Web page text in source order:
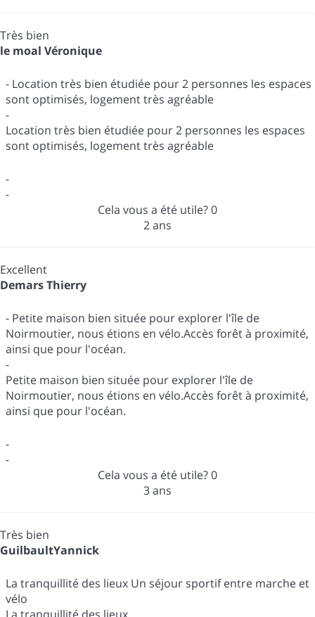
Très bien
le moal Véronique
- Location très bien étudiée pour 2 personnes les espaces
sont optimisés, logement très agréable
-
Location très bien étudiée pour 2 personnes les espaces
sont optimisés, logement très agréable
-
-
Cela vous a été utile?0
2 ans
Excellent
Demars Thierry
- Petite maison bien située pour explorer l'île de
Noirmoutier, nous étions en vélo.Accès forêt à proximité,
ainsi que pour l'océan.
-
Petite maison bien située pour explorer l'île de
Noirmoutier, nous étions en vélo.Accès forêt à proximité,
ainsi que pour l'océan.
-
-
Cela vous a été utile?0
3 ans
Très bien
GuilbaultYannick
La tranquillité des lieux Un séjour sportif entre marche et
vélo